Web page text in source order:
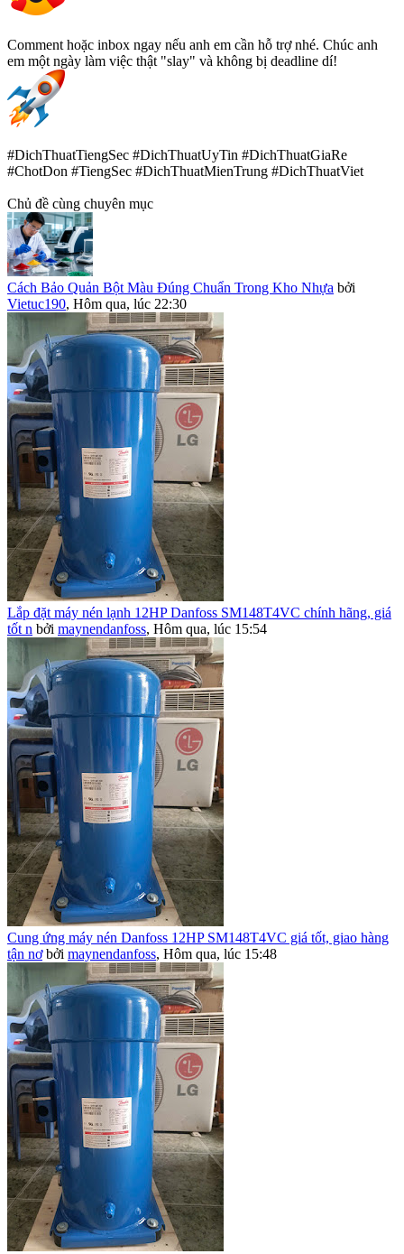
Comment hoặc inbox ngay nếu anh em cần hỗ trợ nhé. Chúc anh
em một ngày làm việc thật "slay" và không bị deadline dí!
#DichThuatTiengSec #DichThuatUyTin #DichThuatGiaRe
#ChotDon #TiengSec #DichThuatMienTrung #DichThuatViet
Chủ đề cùng chuyên mục
Cách Bảo Quản Bột Màu Đúng Chuẩn Trong Kho Nhựa bởi
Vietuc190, Hôm qua, lúc 22:30
Lắp đặt máy nén lạnh 12HP Danfoss SM148T4VC chính hãng, giá
tốt n bởi maynendanfoss, Hôm qua, lúc 15:54
Cung ứng máy nén Danfoss 12HP SM148T4VC giá tốt, giao hàng
tận nơ bởi maynendanfoss, Hôm qua, lúc 15:48